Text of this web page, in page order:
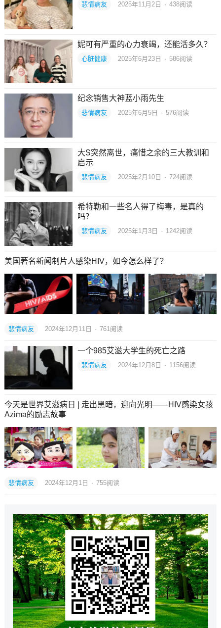
悲情病友 2025年11月2日 · 438阅读
妮可有严重的心力衰竭，还能活多久？
心脏健康 2025年6月23日 · 586阅读
纪念销售大神蓝小雨先生
悲情病友 2025年6月5日 · 576阅读
大S突然离世，痛惜之余的三大教训和
启示
悲情病友 2025年2月10日 · 724阅读
希特勒和一些名人得了梅毒，是真的
吗？
悲情病友 2025年1月3日 · 1242阅读
美国著名新闻制片人感染HIV，如今怎么样了？
悲情病友 2024年12月11日 · 761阅读
一个985艾滋大学生的死亡之路
悲情病友 2024年12月8日 · 1156阅读
今天是世界艾滋病日 | 走出黑暗，迎向光明——HIV感染女孩
Azima的励志故事
悲情病友 2024年12月1日 · 755阅读